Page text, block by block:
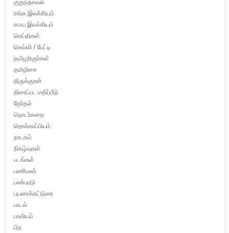
சங்க இலக்கியம்
சமய இலக்கியம்
செய்திகள்
செவ்வி / பேட்டி
தமிழறிஞர்கள்
தமிழிசை
திருக்குறள்
திரைப்பட மதிப்பீடு
தேர்தல்
தொடர்கதை
தொல்காப்பியம்
நாடகம்
நிகழ்வுகள்
படங்கள்
பணிமலர்
பண்பாடு
பயணக்கட்டுரை
பாடல்
பாவியம்
பிற